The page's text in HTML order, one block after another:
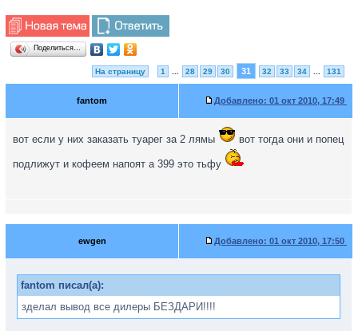
Поделиться…
На страницу 1 28 29 30 31 32 33 34 131
fantom Добавлено: 01 окт 2010, 17:49
вот если у них заказать туарег за 2 лямы вот тогда они и попец
подлижут и кофеем напоят а 399 это тьфу
ewgen Добавлено: 01 окт 2010, 17:50
fantom писал(а):
зделал вывод все дилеры БЕЗДАРИ!!!!